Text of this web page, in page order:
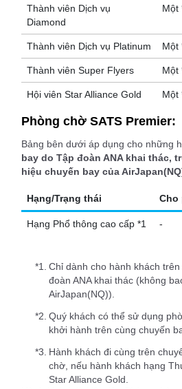
Thành viên Dịch vụ
Diamond
Một
Thành viên Dịch vụ Platinum Một
Thành viên Super Flyers Một
Hội viên Star Alliance Gold Một
Phòng chờ SATS Premier:
Bảng bên dưới áp dụng cho những
bay do Tập đoàn ANA khai thác,
hiệu chuyến bay của
Hạng/Trạng thái Cho
Hạng Phổ thông cao cấp *1 -
*1.
Chỉ dành cho hành khách
đoàn ANA khai thác (không
AirJapan(NQ)).
*2. Quý khách có thể sử dụng
khởi hành trên cùng chuyến
*3. Hành khách đi cùng trên
chờ, nếu hành khách hạng
Star Alliance Gold.